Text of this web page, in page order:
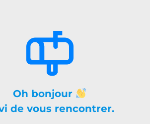
Oh bonjour
de vous rencontrer.